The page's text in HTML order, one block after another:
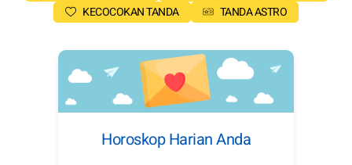
KECOCOKAN TANDA
TANDA ASTRO
Horoskop Harian Anda